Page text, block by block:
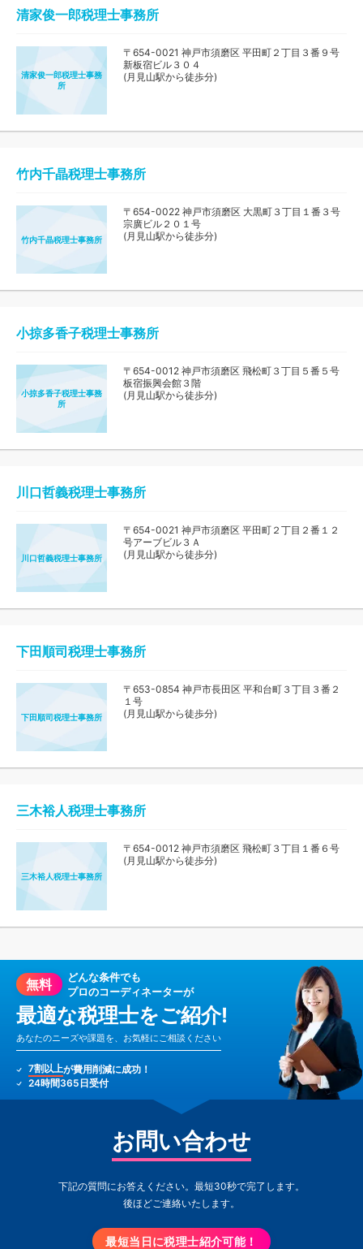
清家俊一郎税理士事務所
清家俊一郎税理士事務
所
〒654-0021 神戸市須磨区 平田町２丁目３番９号
新板宿ビル３０４
(月見山駅から徒歩分)
竹内千晶税理士事務所
竹内千晶税理士事務所
〒654-0022 神戸市須磨区 大黒町３丁目１番３号
宗廣ビル２０１号
(月見山駅から徒歩分)
小掠多香子税理士事務所
小掠多香子税理士事務
所
〒654-0012 神戸市須磨区 飛松町３丁目５番５号
板宿振興会館３階
(月見山駅から徒歩分)
川口哲義税理士事務所
川口哲義税理士事務所
〒654-0021 神戸市須磨区 平田町２丁目２番１２
号アーブビル３Ａ
(月見山駅から徒歩分)
下田順司税理士事務所
下田順司税理士事務所
〒653-0854 神戸市長田区 平和台町３丁目３番２
１号
(月見山駅から徒歩分)
三木裕人税理士事務所
三木裕人税理士事務所
〒654-0012 神戸市須磨区 飛松町３丁目１番６号
(月見山駅から徒歩分)
無料
どんな条件でも
プロのコーディネーターが
最適な税理士をご紹介!
あなたのニーズや課題を、お気軽にご相談ください
7割以上が費用削減に成功！
24時間365日受付
お問い合わせ
下記の質問にお答えください。最短30秒で完了します。
後ほどご連絡いたします。
最短当日に税理士紹介可能！